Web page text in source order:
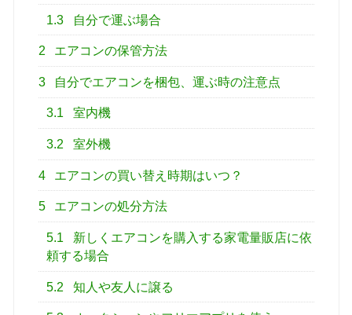
1.3 自分で運ぶ場合
2 エアコンの保管方法
3 自分でエアコンを梱包、運ぶ時の注意点
3.1 室内機
3.2 室外機
4 エアコンの買い替え時期はいつ？
5 エアコンの処分方法
5.1
新しくエアコンを購入する家電量販店に依
頼する場合
5.2 知人や友人に譲る